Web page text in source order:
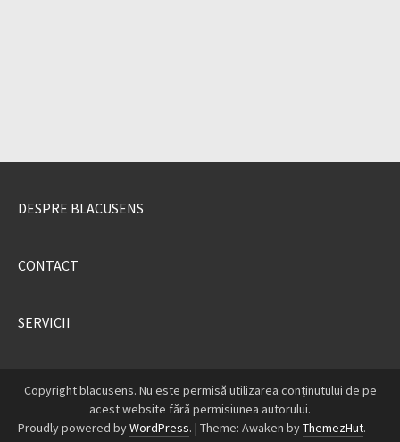
DESPRE BLACUSENS
CONTACT
SERVICII
Copyright blacusens. Nu este permisă utilizarea conținutului de pe
acest website fără permisiunea autorului.
Proudly powered byWordPress. | Theme: Awaken byThemezHut.